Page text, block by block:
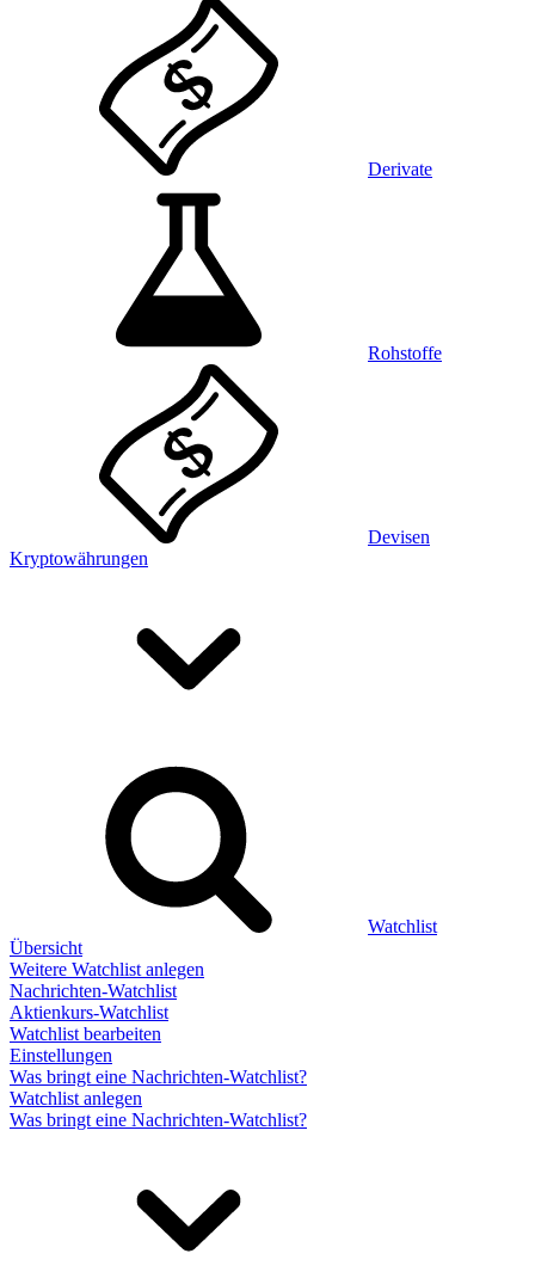
Derivate
Rohstoffe
Devisen
Kryptowährungen
Watchlist
Übersicht
Weitere Watchlist anlegen
Nachrichten-Watchlist
Aktienkurs-Watchlist
Watchlist bearbeiten
Einstellungen
Was bringt eine Nachrichten-Watchlist?
Watchlist anlegen
Was bringt eine Nachrichten-Watchlist?